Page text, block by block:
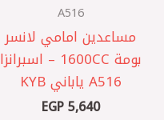
A516
مساعدين امامي لانسر
بومة 1600CC – اسبرانزا
A516 ياباني KYB
EGP5,640